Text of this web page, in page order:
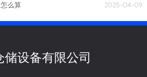
么算
2025-04-09
设备有限公司